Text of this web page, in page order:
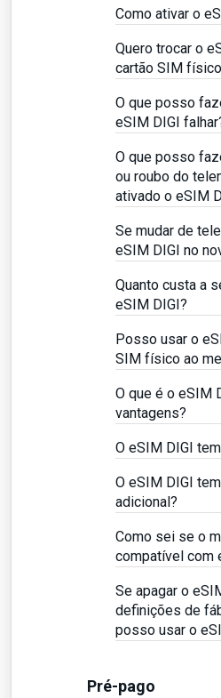
Como ativar o
Quero trocar o
cartão SIM
O que posso
eSIM DIGI
O que posso
ou roubo do
ativado o eSIM
Se mudar de
eSIM DIGI no
Quanto custa a
eSIM DIGI?
Posso usar o
SIM físico ao
O que é o eSIM
vantagens?
O eSIM DIGI
O eSIM DIGI
adicional?
Como sei se o
compatível com
Se apagar o
definições de
posso usar o
Pré-pago